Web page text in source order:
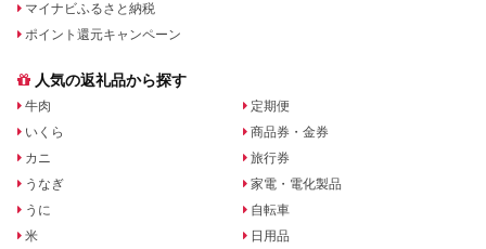
マイナビふるさと納税
ポイント還元キャンペーン
人気の返礼品から探す
牛肉
いくら
カニ
うなぎ
うに
米
定期便
商品券・金券
旅行券
家電・電化製品
自転車
日用品